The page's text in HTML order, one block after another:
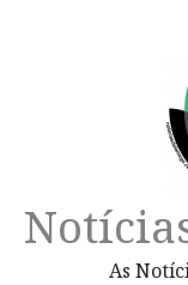
As